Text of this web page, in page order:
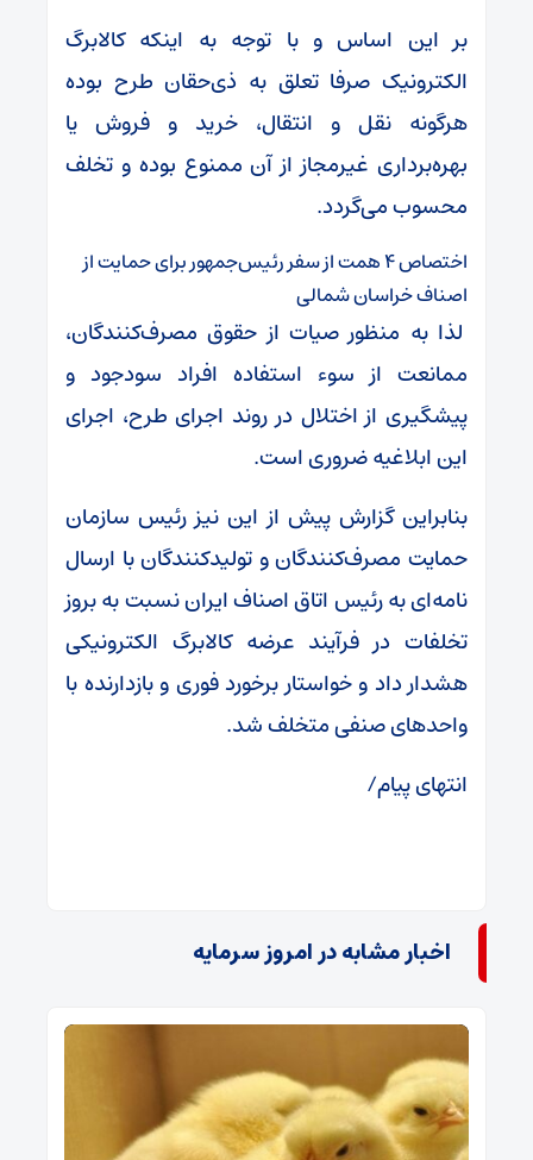
بر این اساس و با توجه به اینکه کالابرگ
الکترونیک صرفا تعلق به ذی‌حقان طرح بوده
هرگونه نقل و انتقال، خرید و فروش یا
بهره‌برداری غیرمجاز از آن ممنوع بوده و تخلف
محسوب می‌گردد.
اختصاص ۴ همت از سفر رئیس‌جمهور برای حمایت از
اصناف خراسان شمالی
لذا به منظور صیات از حقوق مصرف‌کنندگان،
ممانعت از سوء استفاده افراد سودجود و
پیشگیری از اختلال در روند اجرای طرح، اجرای
این ابلاغیه ضروری است.
بنابراین گزارش پیش از این نیز رئیس سازمان
حمایت مصرف‌کنندگان و تولیدکنندگان با ارسال
نامه‌ای به رئیس اتاق اصناف ایران نسبت به بروز
تخلفات در فرآیند عرضه کالابرگ الکترونیکی
هشدار داد و خواستار برخورد فوری و بازدارنده با
واحدهای صنفی متخلف شد.
انتهای پیام/
اخبار مشابه در امروز سرمایه